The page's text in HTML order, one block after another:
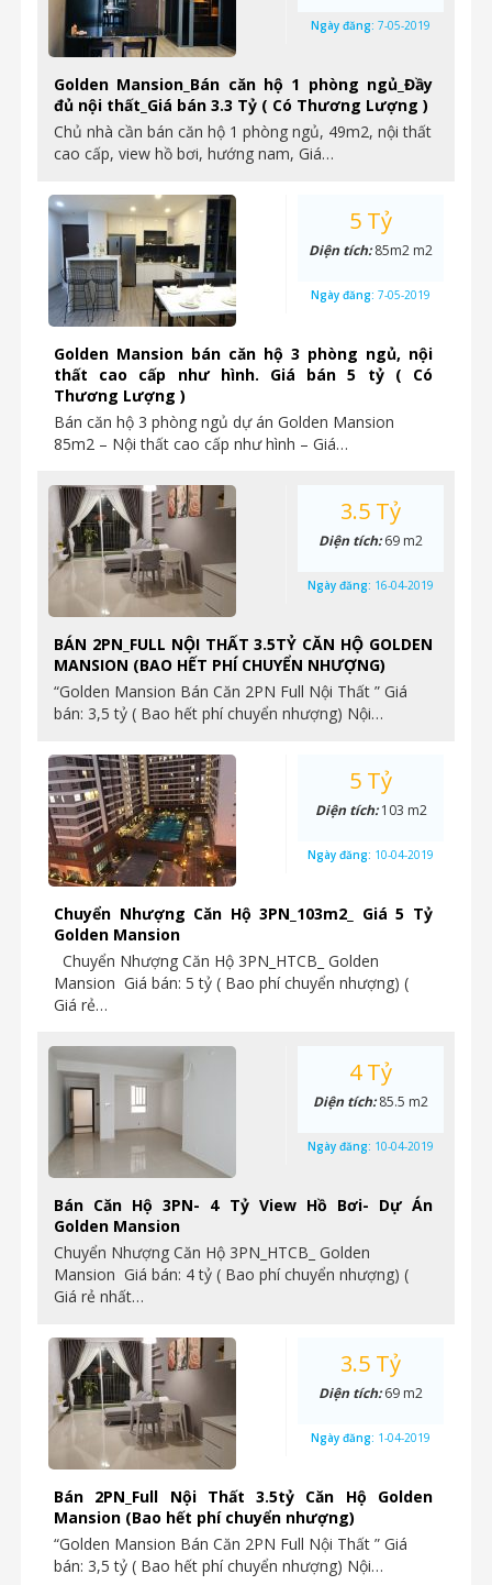
Golden Mansion_Bán căn hộ 1 phòng ngủ_Đầy
đủ nội thất_Giá bán 3.3 Tỷ ( Có Thương Lượng )
Chủ nhà cần bán căn hộ 1 phòng ngủ, 49m2, nội thất
cao cấp, view hồ bơi, hướng nam, Giá…
Ngày đăng: 7-05-2019
Golden Mansion bán căn hộ 3 phòng ngủ, nội
thất cao cấp như hình. Giá bán 5 tỷ ( Có
Thương Lượng )
Bán căn hộ 3 phòng ngủ dự án Golden Mansion
85m2 – Nội thất cao cấp như hình – Giá…
5 Tỷ
Diện tích:85m2 m2
Ngày đăng: 7-05-2019
BÁN 2PN_FULL NỘI THẤT 3.5TỶ CĂN HỘ GOLDEN
MANSION (BAO HẾT PHÍ CHUYỂN NHƯỢNG)
“Golden Mansion Bán Căn 2PN Full Nội Thất ” Giá
bán: 3,5 tỷ ( Bao hết phí chuyển nhượng) Nội…
3.5 Tỷ
Diện tích:69 m2
Ngày đăng: 16-04-2019
Chuyển Nhượng Căn Hộ 3PN_103m2_ Giá 5 Tỷ
Golden Mansion
Chuyển Nhượng Căn Hộ 3PN_HTCB_ Golden
Mansion Giá bán: 5 tỷ ( Bao phí chuyển nhượng) (
Giá rẻ…
5 Tỷ
Diện tích:103 m2
Ngày đăng: 10-04-2019
Bán Căn Hộ 3PN- 4 Tỷ View Hồ Bơi- Dự Án
Golden Mansion
Chuyển Nhượng Căn Hộ 3PN_HTCB_ Golden
Mansion Giá bán: 4 tỷ ( Bao phí chuyển nhượng) (
Giá rẻ nhất…
4 Tỷ
Diện tích:85.5 m2
Ngày đăng: 10-04-2019
Bán 2PN_Full Nội Thất 3.5tỷ Căn Hộ Golden
Mansion (Bao hết phí chuyển nhượng)
“Golden Mansion Bán Căn 2PN Full Nội Thất ” Giá
bán: 3,5 tỷ ( Bao hết phí chuyển nhượng) Nội…
3.5 Tỷ
Diện tích:69 m2
Ngày đăng: 1-04-2019